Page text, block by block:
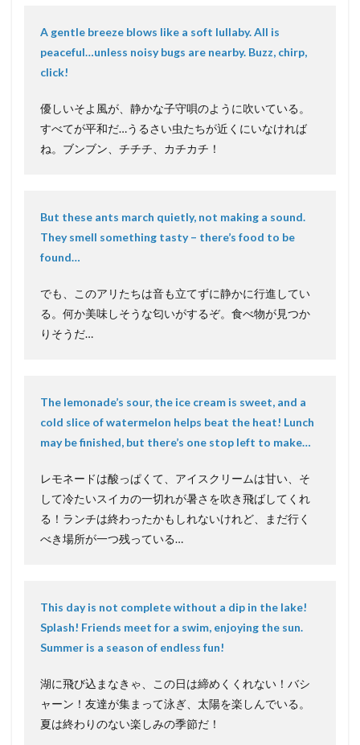
A gentle breeze blows like a soft lullaby. All is
peaceful…unless noisy bugs are nearby. Buzz, chirp,
click!
優しいそよ風が、静かな子守唄のように吹いている。
すべてが平和だ…うるさい虫たちが近くにいなければ
ね。ブンブン、チチチ、カチカチ！
But these ants march quietly, not making a sound.
They smell something tasty – there’s food to be
found…
でも、このアリたちは音も立てずに静かに行進してい
る。何か美味しそうな匂いがするぞ。食べ物が見つか
りそうだ…
The lemonade’s sour, the ice cream is sweet, and a
cold slice of watermelon helps beat the heat! Lunch
may be finished, but there’s one stop left to make…
レモネードは酸っぱくて、アイスクリームは甘い、そ
して冷たいスイカの一切れが暑さを吹き飛ばしてくれ
る！ランチは終わったかもしれないけれど、まだ行く
べき場所が一つ残っている…
This day is not complete without a dip in the lake!
Splash! Friends meet for a swim, enjoying the sun.
Summer is a season of endless fun!
湖に飛び込まなきゃ、この日は締めくくれない！バシ
ャーン！友達が集まって泳ぎ、太陽を楽しんでいる。
夏は終わりのない楽しみの季節だ！